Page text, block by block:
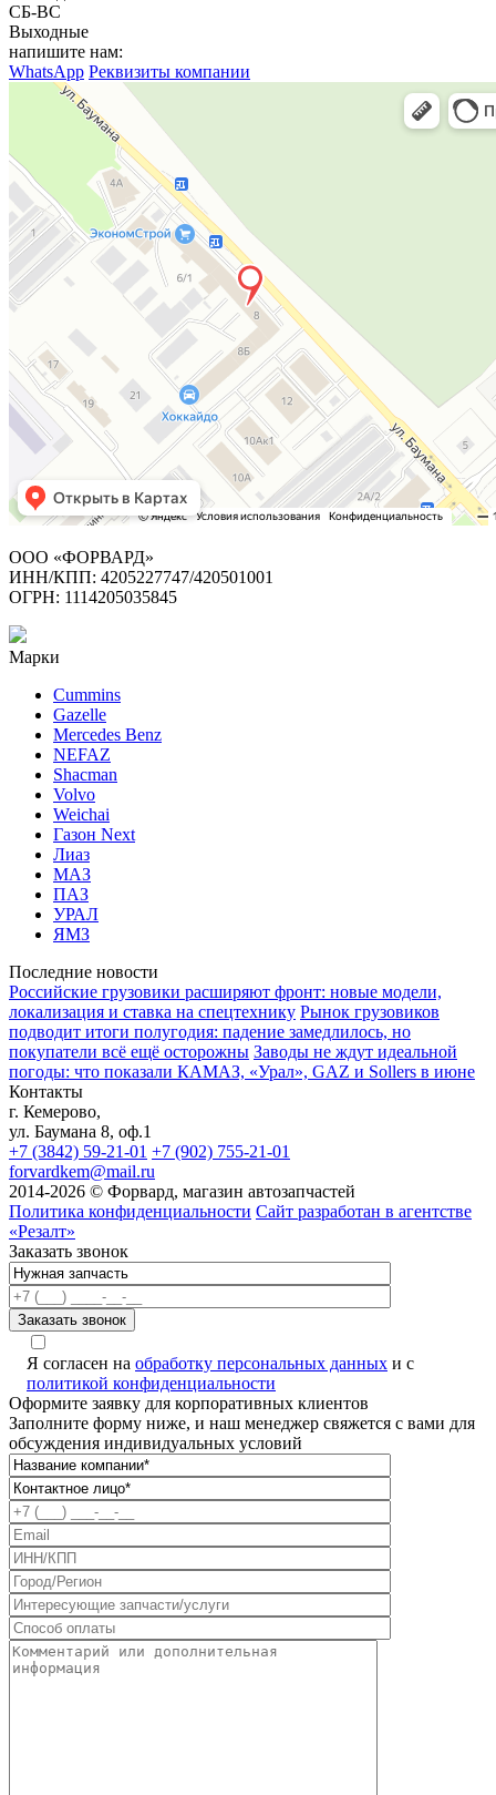
СБ-ВС
Выходные
напишите нам:
WhatsApp Реквизиты компании
ООО «ФОРВАРД»
ИНН/КПП: 4205227747/420501001
ОГРН: 1114205035845
Марки
Cummins
Gazelle
Mercedes Benz
NEFAZ
Shacman
Volvo
Weichai
Газон Next
Лиаз
МАЗ
ПАЗ
УРАЛ
ЯМЗ
Последние новости
Российские грузовики расширяют фронт: новые модели,
локализация и ставка на спецтехнику Рынок грузовиков
подводит итоги полугодия: падение замедлилось, но
покупатели всё ещё осторожны Заводы не ждут идеальной
погоды: что показали КАМАЗ, «Урал», GAZ и Sollers в июне
Контакты
г. Кемерово,
ул. Баумана 8, оф.1
+7 (3842) 59-21-01 +7 (902) 755-21-01
forvardkem@mail.ru
2014-2026 © Форвард, магазин автозапчастей
Политика конфиденциальности Сайт разработан в агентстве
«Резалт»
Заказать звонок
Я согласен на обработку персональных данных и с
политикой конфиденциальности
Оформите заявку для корпоративных клиентов
Заполните форму ниже, и наш менеджер свяжется с вами для
обсуждения индивидуальных условий